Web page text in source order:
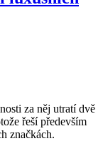
za něj utratí dvě
řeší především
značkách.